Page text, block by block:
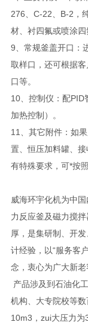
276、C-22、B-2，
材、衬四氟或喷涂四
9、常规釜盖开口：
取样口，还可根据
口等。
10、控制仪：配PID
加热控制）。
11、其它附件：如
置、恒压加料罐、
有特殊要求，可*按
威海环宇化机为中
力反应釜及磁力搅
厚，是集研制、开
计经验，以“服务客
念，衷心为广大新老
产品涉及到石油化
机构、大专院校等
10m3，zui大压力